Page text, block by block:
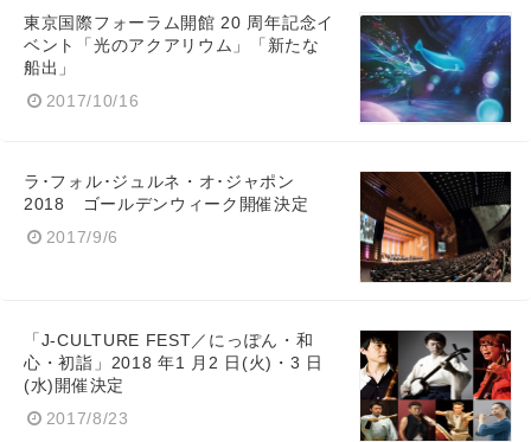
東京国際フォーラム開館 20 周年記念イ
ベント「光のアクアリウム」「新たな
船出」
2017/10/16
ラ･フォル･ジュルネ・オ･ジャポン
2018 ゴールデンウィーク開催決定
2017/9/6
「J-CULTURE FEST／にっぽん・和
⼼・初詣」2018 年1 ⽉2 ⽇(⽕)・3 ⽇
(⽔)開催決定
2017/8/23